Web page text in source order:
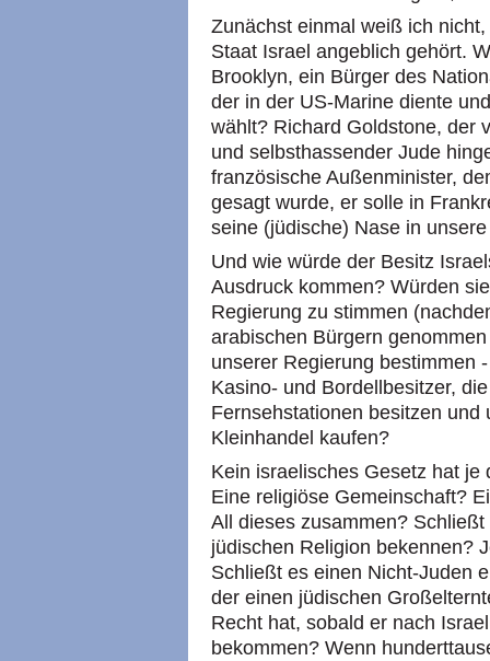
Zunächst einmal weiß ich
Staat Israel angeblich gehört.
Brooklyn, ein Bürger des
der in der US-Marine diente
wählt? Richard Goldstone, der
und selbsthassender Jude
französische Außenminister,
gesagt wurde, er solle in
seine (jüdische) Nase in
Und wie würde der Besitz
Ausdruck kommen? Würden
Regierung zu stimmen
arabischen Bürgern
unserer Regierung bestimmen
Kasino- und Bordellbesitzer,
Fernsehstationen besitzen
Kleinhandel kaufen?
Kein israelisches Gesetz hat je
Eine religiöse Gemeinschaft?
All dieses zusammen?
jüdischen Religion bekennen?
Schließt es einen Nicht-Juden
der einen jüdischen
Recht hat, sobald er nach
bekommen? Wenn